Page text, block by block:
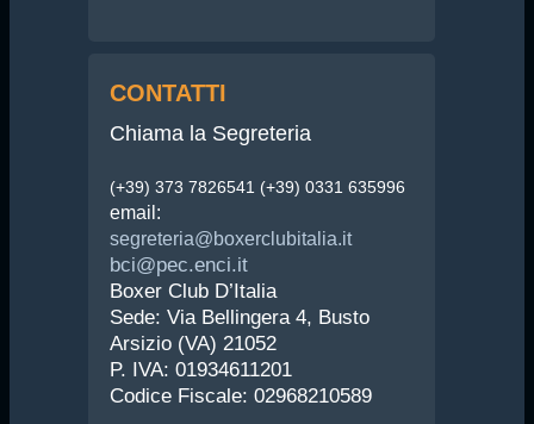
CONTATTI
Chiama la Segreteria
(+39) 373 7826541 (+39) 0331 635996
email:
segreteria@boxerclubitalia.it
bci@pec.enci.it
Boxer Club D’Italia
Sede: Via Bellingera 4, Busto
Arsizio (VA) 21052
P. IVA: 01934611201
Codice Fiscale: 02968210589